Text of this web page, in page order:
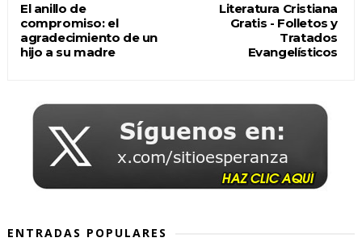
Literatura Cristiana
Gratis - Folletos y
Tratados
Evangelísticos
El anillo de
compromiso: el
agradecimiento de un
hijo a su madre
ENTRADAS POPULARES